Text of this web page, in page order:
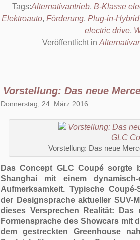
Tags:Alternativantrieb, B-Klasse
Elektroauto, Förderung, Plug-in-Hybrid
electric drive,
Veröffentlicht in
Vorstellung: Das neue
Donnerstag, 24. März 2016
Vorstellung: Das neue
Das Concept GLC Coupé sorgte
Shanghai mit einem
Aufmerksamkeit. Typische
der Designsprache aktueller SUV-
dieses Versprechen Realität:
Formensprache des Showcars mit
dem gestreckten Greenhouse